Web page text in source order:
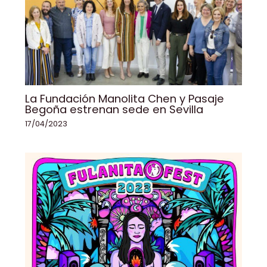
La Fundación Manolita Chen y Pasaje
Begoña estrenan sede en Sevilla
17/04/2023